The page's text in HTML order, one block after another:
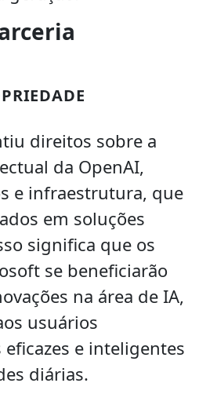
direitos sobre a
da OpenAI,
e infraestrutura, que
em soluções
significa que os
se beneficiarão
na área de IA,
usuários
e inteligentes
diárias.